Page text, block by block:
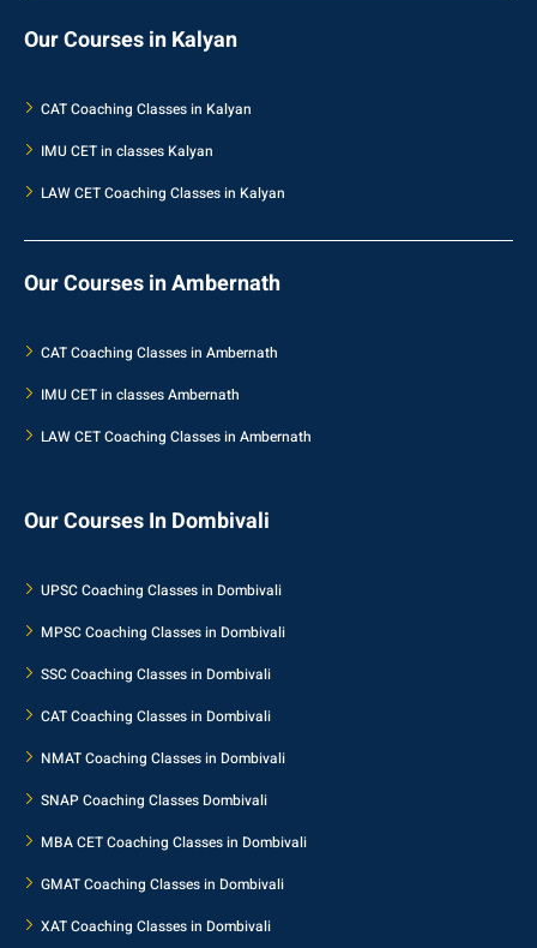
Our Courses in Kalyan
CAT Coaching Classes in Kalyan
IMU CET in classes Kalyan
LAW CET Coaching Classes in Kalyan
Our Courses in Ambernath
CAT Coaching Classes in Ambernath
IMU CET in classes Ambernath
LAW CET Coaching Classes in Ambernath
Our Courses In Dombivali
UPSC Coaching Classes in Dombivali
MPSC Coaching Classes in Dombivali
SSC Coaching Classes in Dombivali
CAT Coaching Classes in Dombivali
NMAT Coaching Classes in Dombivali
SNAP Coaching Classes Dombivali
MBA CET Coaching Classes in Dombivali
GMAT Coaching Classes in Dombivali
XAT Coaching Classes in Dombivali